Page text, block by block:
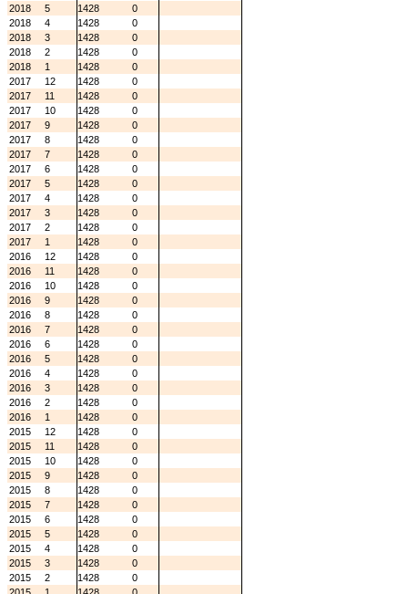
2018
5 1428
0
2018
4 1428
0
2018
3 1428
0
2018
2 1428
0
2018
1 1428
0
2017
12 1428
0
2017
11 1428
0
2017
10 1428
0
2017
9 1428
0
2017
8 1428
0
2017
7 1428
0
2017
6 1428
0
2017
5 1428
0
2017
4 1428
0
2017
3 1428
0
2017
2 1428
0
2017
1 1428
0
2016
12 1428
0
2016
11 1428
0
2016
10 1428
0
2016
9 1428
0
2016
8 1428
0
2016
7 1428
0
2016
6 1428
0
2016
5 1428
0
2016
4 1428
0
2016
3 1428
0
2016
2 1428
0
2016
1 1428
0
2015
12 1428
0
2015
11 1428
0
2015
10 1428
0
2015
9 1428
0
2015
8 1428
0
2015
7 1428
0
2015
6 1428
0
2015
5 1428
0
2015
4 1428
0
2015
3 1428
0
2015
2 1428
0